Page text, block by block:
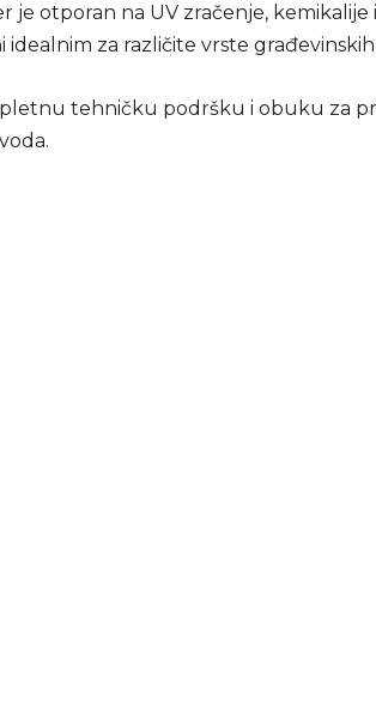
je otporan na UV zračenje, kemikalije
idealnim za različite vrste
tehničku podršku i obuku za